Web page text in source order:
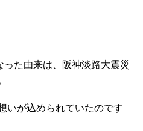
た由来は、阪神淡路大震災
いが込められていたのです